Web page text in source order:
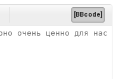
[BBcode]